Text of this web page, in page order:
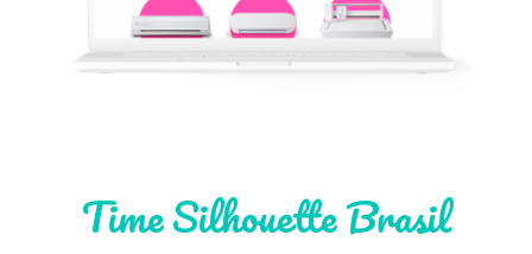
Time Silhouette Brasil
Thiara Ney